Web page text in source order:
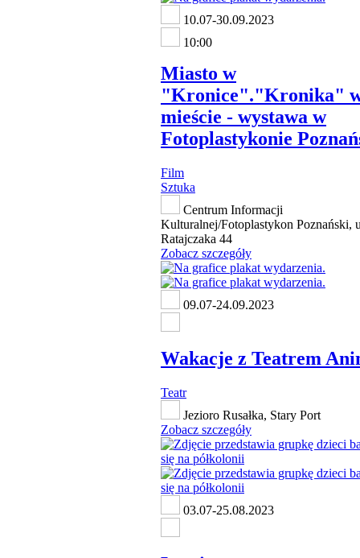
10.07-30.09.2023
10:00
Miasto w
"Kronice"."Kronika"
mieście - wystawa w
Fotoplastykonie
Film
Sztuka
Centrum Informacji
Kulturalnej/Fotoplastykon Poznański,
Ratajczaka 44
Zobacz szczegóły
09.07-24.09.2023
Wakacje z Teatrem
Teatr
Jezioro Rusałka, Stary Port
Zobacz szczegóły
03.07-25.08.2023